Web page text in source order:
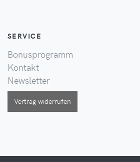
SERVICE
Bonusprogramm
Kontakt
Newsletter
Vertrag widerrufen